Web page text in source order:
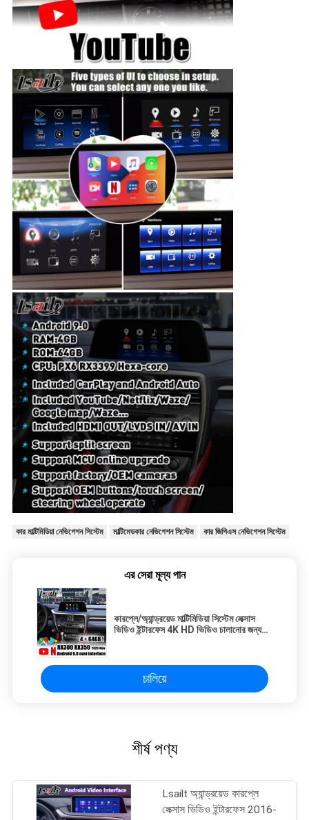
কার মাল্টিমিডিয়া নেভিগেশন সিস্টেম মাল্টিমেডকার নেভিগেশন সিস্টেম কার জিপিএস নেভিগেশন সিস্টেম
এর সেরা মূল্য পান
কারপ্লে/অ্যান্ড্রয়েড মাল্টিমিডিয়া সিস্টেম লেক্সাস
ভিডিও ইন্টারফেস 4K HD ভিডিও চালানোর জন্য
চালিয়ে
শীর্ষ পণ্য
Lsailt অ্যান্ড্রয়েড কারপ্লে
লেক্সাস ভিডিও ইন্টারফেস 2016-